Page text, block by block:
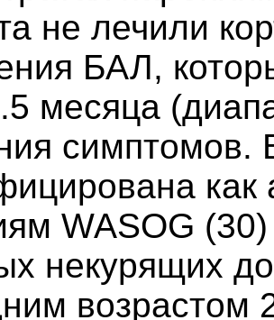
не лечили
БАЛ,
месяца
симптомов.
как
WASOG
некурящих
возрастом